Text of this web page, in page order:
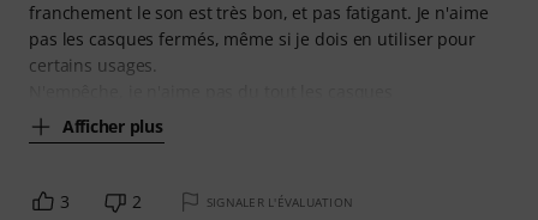
franchement le son est très bon, et pas fatigant. Je n'aime
pas les casques fermés, même si je dois en utiliser pour
certains usages.
Afficher plus
3 2 SIGNALER L'ÉVALUATION